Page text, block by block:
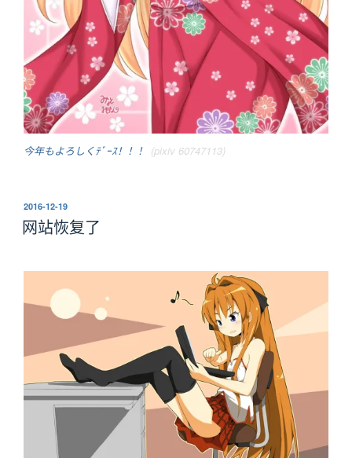
今年もよろしくﾃﾞｰｽ！！！ (pixiv 60747113)
发
布
于
2016-12-19
网站恢复了